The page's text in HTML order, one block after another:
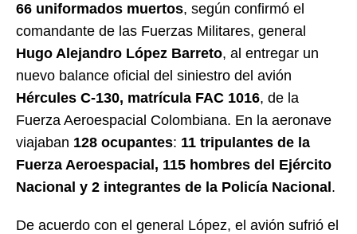
66 uniformados muertos, según confirmó el
comandante de las Fuerzas Militares, general
Hugo Alejandro López Barreto, al entregar un
nuevo balance oficial del siniestro del avión
Hércules C-130, matrícula FAC 1016, de la
Fuerza Aeroespacial Colombiana. En la aeronave
viajaban 128 ocupantes: 11 tripulantes de la
Fuerza Aeroespacial, 115 hombres del Ejército
Nacional y 2 integrantes de la Policía Nacional.
De acuerdo con el general López, el avión sufrió el